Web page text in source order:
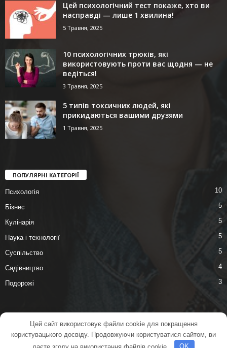
Цей психологічний тест покаже, хто ви
насправді — лише 1 хвилина!
5 Травня, 2025
10 психологічних трюків, які
використовують проти вас щодня — не
ведіться!
3 Травня, 2025
5 типів токсичних людей, які
прикидаються вашими друзями
1 Травня, 2025
ПОПУЛЯРНІ КАТЕГОРІЇ
Психологія 10
Бізнес 5
Кулінарія 5
Наука і технології 5
Суспільство 5
Садівництво 4
Подорожі 3
RidNews Автогід АвтоКлуб
АвтоКвест
Цей сайт використовує файли cookie для покращення
користувацького досвіду. Продовжуючи користуватися сайтом, ви
даєте згоду на використання файлів cookie.
OK